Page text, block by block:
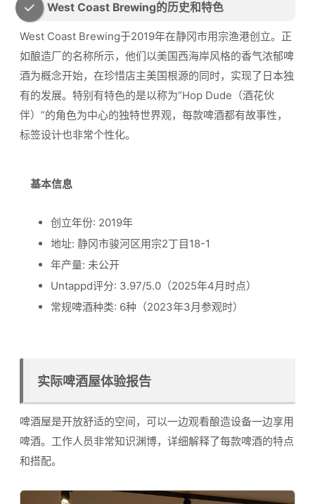
West Coast Brewing的历史和特色
West Coast Brewing于2019年在静冈市用宗渔港创立。正
如酿造厂的名称所示，他们以美国西海岸风格的香气浓郁啤
酒为概念开始，在珍惜店主美国根源的同时，实现了日本独
有的发展。特别有特色的是以称为”Hop Dude（酒花伙
伴）”的角色为中心的独特世界观，每款啤酒都有故事性，
标签设计也非常个性化。
基本信息
创立年份: 2019年
地址: 静冈市骏河区用宗2丁目18-1
年产量: 未公开
Untappd评分: 3.97/5.0（2025年4月时点）
常规啤酒种类: 6种（2023年3月参观时）
实际啤酒屋体验报告
啤酒屋是开放舒适的空间，可以一边观看酿造设备一边享用
啤酒。工作人员非常知识渊博，详细解释了每款啤酒的特点
和搭配。